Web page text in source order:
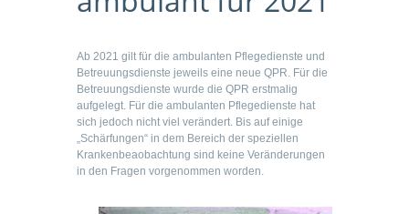
Ab 2021 gilt für die ambulanten Pflegedienste und
Betreuungsdienste jeweils eine neue QPR. Für die
Betreuungsdienste wurde die QPR erstmalig
aufgelegt. Für die ambulanten Pflegedienste hat
sich jedoch nicht viel verändert. Bis auf einige
„Schärfungen“ in dem Bereich der speziellen
Krankenbeaobachtung sind keine Veränderungen
in den Fragen vorgenommen worden.